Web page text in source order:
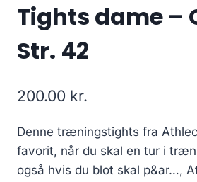
Tights dame –
Str. 42
200.00 kr.
Denne træningstights fra
favorit, når du skal en tur i
også hvis du blot skal p&ar…,